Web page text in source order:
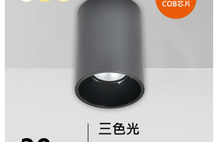
５．嚴禁一人註冊多個帳號或使用他人資訊註冊。若發現惡意使用之情形，